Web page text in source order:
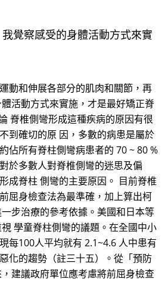
覺察感受的身體活動方式來實
動和伸展各部分的肌肉和關節，再
活動方式來實施，才是最好矯正脊
脊椎側彎形成這種疾病的原因有很
到確切的原 因，多數的病患是屬於
佔所有脊柱側彎病患者的 70 ~ 80 %
於多數人對脊椎側彎的迷思及偏
成脊柱 側彎的主要原因。 目前脊椎
屈身檢查法為最準確，加上算出柯
步治療的參考依據。美國和日本等
學童脊柱側彎的議題。在全國中小
每100人平均就有 2.1~4.6 人中患有
化的趨勢（註三十五）。從「預防
建議政府單位應考慮將前屈身檢查